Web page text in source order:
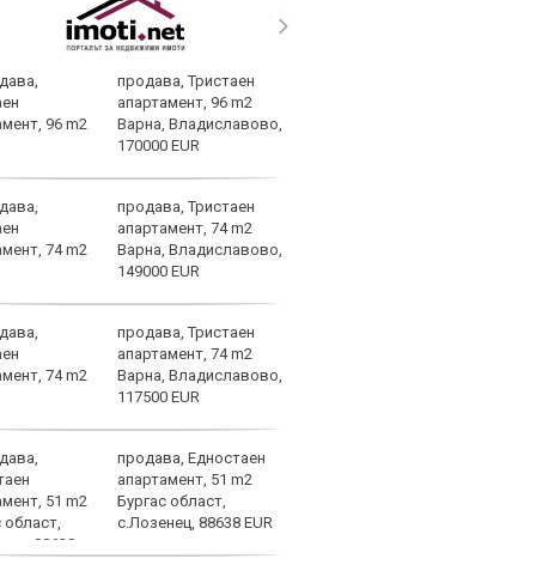
продава, Тристаен
апартамент, 96 m2
Варна, Владиславово,
170000 EUR
продава, Тристаен
апартамент, 74 m2
Варна, Владиславово,
149000 EUR
продава, Тристаен
апартамент, 74 m2
Варна, Владиславово,
117500 EUR
продава, Едностаен
апартамент, 51 m2
Бургас област,
с.Лозенец, 88638 EUR